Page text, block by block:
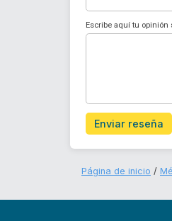
Escribe aquí tu opinión
Enviar reseña
Página de inicio